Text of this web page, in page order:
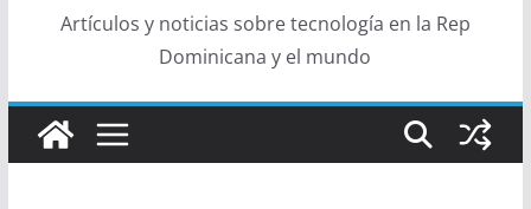
Artículos y noticias sobre tecnología en la Rep
Dominicana y el mundo